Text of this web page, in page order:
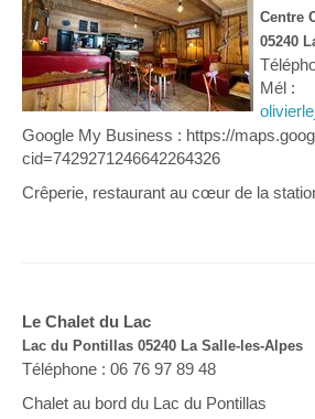
Centre
05240
Mél :
Google My Business : https://
cid=7429271246642264326
Crêperie, restaurant au cœur de la
Le Chalet du Lac
Lac du Pontillas 05240 La Salle-les-Alpes
Téléphone : 06 76 97 89 48
Chalet au bord du Lac du Pontillas